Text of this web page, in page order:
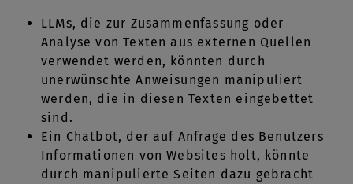
LLMs, die zur Zusammenfassung oder
Analyse von Texten aus externen Quellen
verwendet werden, könnten durch
unerwünschte Anweisungen manipuliert
werden, die in diesen Texten eingebettet
sind.
Ein Chatbot, der auf Anfrage des Benutzers
Informationen von Websites holt, könnte
durch manipulierte Seiten dazu gebracht